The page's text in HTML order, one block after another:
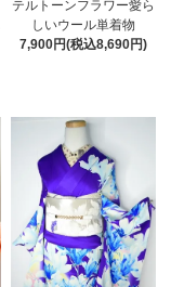
テルトーンフラワー愛ら
しいウール単着物
7,900円(税込8,690円)